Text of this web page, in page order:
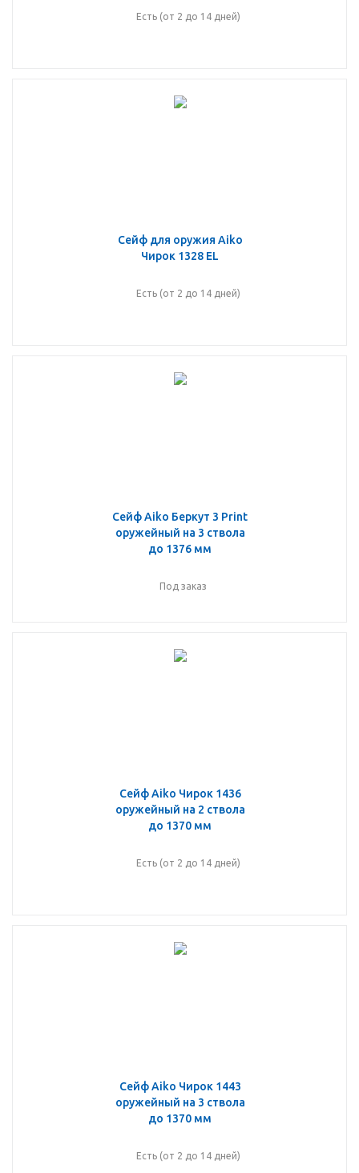
Есть (от 2 до 14 дней)
Сейф для оружия Aiko
Чирок 1328 EL
Есть (от 2 до 14 дней)
Сейф Aiko Беркут 3 Print
оружейный на 3 ствола
до 1376 мм
Под заказ
Сейф Aiko Чирок 1436
оружейный на 2 ствола
до 1370 мм
Есть (от 2 до 14 дней)
Сейф Aiko Чирок 1443
оружейный на 3 ствола
до 1370 мм
Есть (от 2 до 14 дней)